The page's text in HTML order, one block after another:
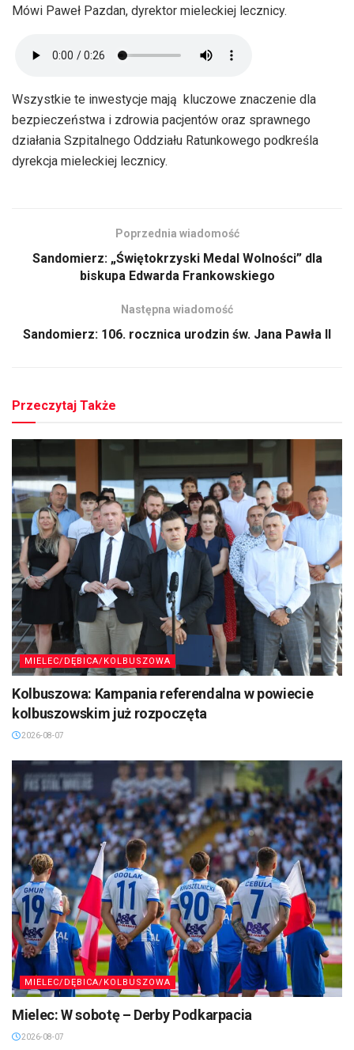
Mówi Paweł Pazdan, dyrektor mieleckiej lecznicy.
Wszystkie te inwestycje mają kluczowe znaczenie dla
bezpieczeństwa i zdrowia pacjentów oraz sprawnego
działania Szpitalnego Oddziału Ratunkowego podkreśla
dyrekcja mieleckiej lecznicy.
Poprzednia wiadomość
Sandomierz: „Świętokrzyski Medal Wolności” dla
biskupa Edwarda Frankowskiego
Następna wiadomość
Sandomierz: 106. rocznica urodzin św. Jana Pawła II
Przeczytaj Także
MIELEC/DĘBICA/KOLBUSZOWA
Kolbuszowa: Kampania referendalna w powiecie
kolbuszowskim już rozpoczęta
2026-08-07
MIELEC/DĘBICA/KOLBUSZOWA
Mielec: W sobotę – Derby Podkarpacia
2026-08-07